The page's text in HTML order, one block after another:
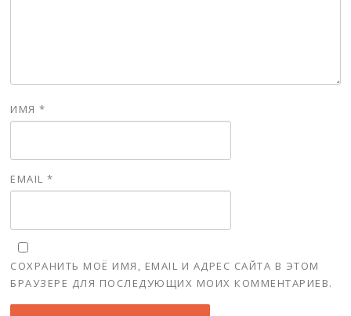
ИМЯ*
EMAIL*
СОХРАНИТЬ МОЁ ИМЯ, EMAIL И АДРЕС САЙТА В ЭТОМ
БРАУЗЕРЕ ДЛЯ ПОСЛЕДУЮЩИХ МОИХ КОММЕНТАРИЕВ.